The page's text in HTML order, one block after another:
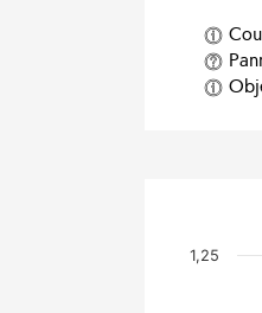
1,25